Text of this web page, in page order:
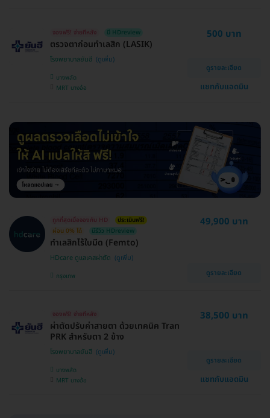
จองฟรี! จ่ายทีหลัง มี HDreview
ตรวจตาก่อนทำเลสิก (LASIK)
โรงพยาบาลยันฮี
บางพลัด
MRT บางอ้อ
500 บาท
ดูรายละเอียด
แชทกับแอดมิน
ถูกที่สุดเมื่อจองกับ HD
ประเมินฟรี!
ผ่อน 0% ได้
มีรีวิว HDreview
ทำเลสิกไร้ใบมีด (Femto)
HDcare ดูแลเคสผ่าตัด
กรุงเทพ
49,900 บาท
ดูรายละเอียด
จองฟรี! จ่ายทีหลัง
ผ่าตัดปรับค่าสายตา ด้วยเทคนิค Tran
PRK สำหรับตา 2 ข้าง
โรงพยาบาลยันฮี
บางพลัด
MRT บางอ้อ
38,500 บาท
ดูรายละเอียด
แชทกับแอดมิน